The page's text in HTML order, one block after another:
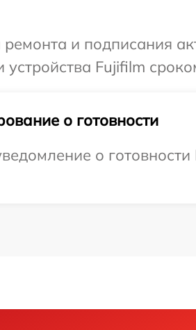
и подписания
Fujifilm
о готовности
о